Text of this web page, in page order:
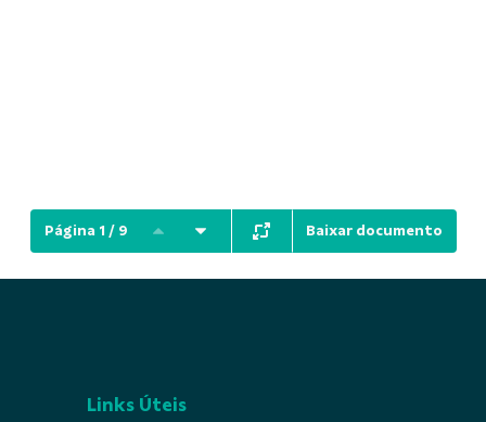
Página 1 / 9 Baixar documento
Links Úteis